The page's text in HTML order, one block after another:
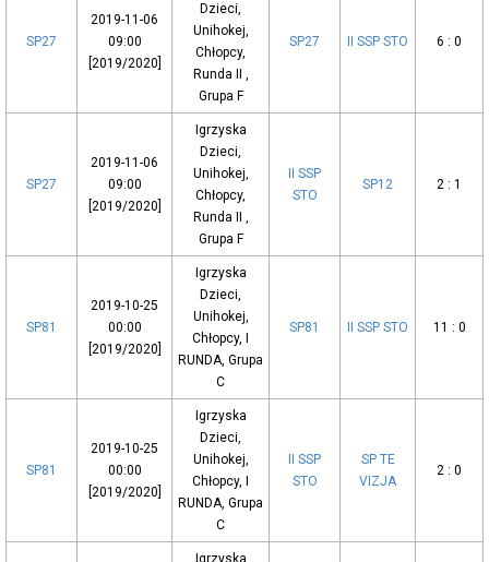
SP27
2019-11-06
09:00
[2019/2020]
Dzieci,
Unihokej,
Chłopcy,
Runda II ,
Grupa F
SP27 II SSP STO 6 : 0
SP27
2019-11-06
09:00
[2019/2020]
Igrzyska
Dzieci,
Unihokej,
Chłopcy,
Runda II ,
Grupa F
II SSP
STO
SP12 2 : 1
SP81
2019-10-25
00:00
[2019/2020]
Igrzyska
Dzieci,
Unihokej,
Chłopcy, I
RUNDA, Grupa
C
SP81 II SSP STO 11 : 0
SP81
2019-10-25
00:00
[2019/2020]
Igrzyska
Dzieci,
Unihokej,
Chłopcy, I
RUNDA, Grupa
C
II SSP
STO
SP TE
VIZJA
2 : 0
Igrzyska